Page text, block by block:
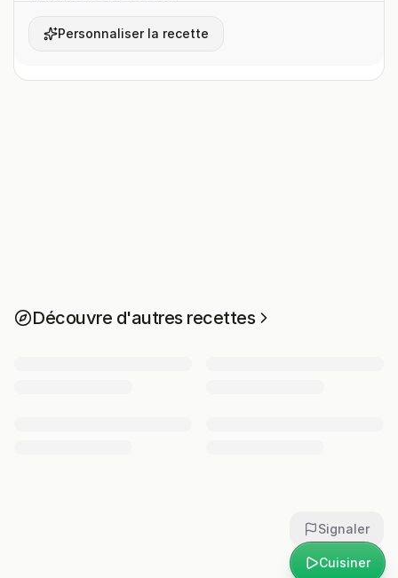
Cuisiner
Personnaliser la recette
Découvre d'autres recettes
Signaler